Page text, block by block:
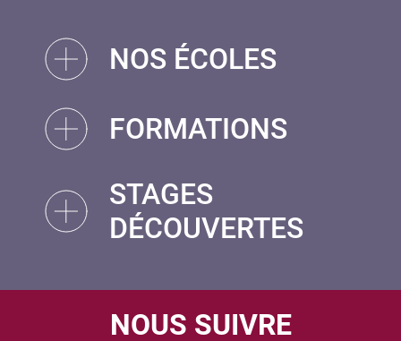
NOS ÉCOLES
FORMATIONS
STAGES
DÉCOUVERTES
NOUS SUIVRE